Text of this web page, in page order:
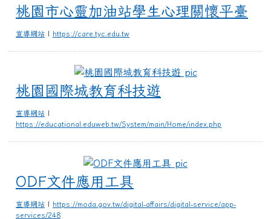
桃園市心靈加油站學生心理關懷平臺
宣導網站 | https://care.tyc.edu.tw
桃園國際城教育
桃園國際城教育科技遊
宣導網站
https://educational.eduweb.tw/System/main/Home/index.php
ODF文件應用工具
ODF文件應用工具
宣導網站 | https://moda.gov.tw/digital-affairs/digital-service/app-
services/248